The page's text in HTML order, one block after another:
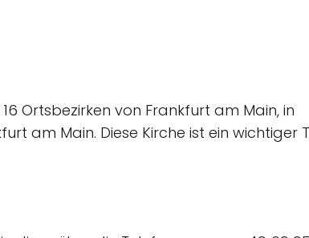
Ortsbezirken von Frankfurt am Main, in
am Main. Diese Kirche ist ein wichtiger